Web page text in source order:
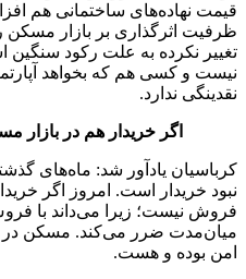
قیمت نهاده‌های ساختمانی هم
ظرفیت اثرگذاری بر بازار مسکن
تغییر نکرده به علت رکود
نیست و کسی هم که بخواهد
نقدینگی ندارد.
اگر خریدار هم در
کرباسیان یادآور شد: ماه‌های
نبود خریدار است. امروز اگر
فروش نیست؛ زیرا می‌داند با
میان‌مدت ضرر می‌کند. مسکن در
امن بوده و هست.